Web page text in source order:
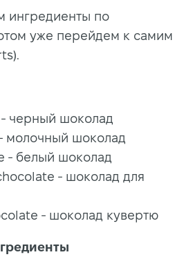
ингредиенты по
уже перейдем к самим
черный шоколад
молочный шоколад
- белый шоколад
- шоколад для
- шоколад кувертю